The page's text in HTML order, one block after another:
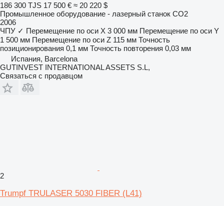
186 300 TJS 17 500 € ≈ 20 220 $
Промышленное оборудование - лазерный станок CO2
2006
ЧПУ ✓ Перемещение по оси X 3 000 мм Перемещение по оси Y
1 500 мм Перемещение по оси Z 115 мм Точность
позиционирования 0,1 мм Точность повторения 0,03 мм
Испания, Barcelona
GUTINVEST INTERNATIONAL ASSETS S.L,
Связаться с продавцом
2
Trumpf TRULASER 5030 FIBER (L41)